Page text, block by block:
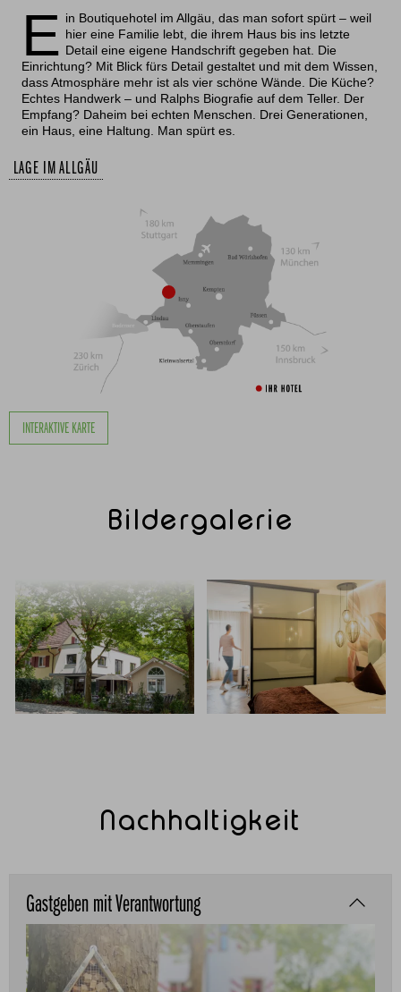
E in Boutiquehotel im Allgäu, das man sofort spürt – weil
hier eine Familie lebt, die ihrem Haus bis ins letzte
Detail eine eigene Handschrift gegeben hat. Die
Einrichtung? Mit Blick fürs Detail gestaltet und mit dem Wissen,
dass Atmosphäre mehr ist als vier schöne Wände. Die Küche?
Echtes Handwerk – und Ralphs Biografie auf dem Teller. Der
Empfang? Daheim bei echten Menschen. Drei Generationen,
ein Haus, eine Haltung. Man spürt es.
LAGE IM ALLGÄU
INTERAKTIVE KARTE
Bildergalerie
Nachhaltigkeit
Gastgeben mit Verantwortung